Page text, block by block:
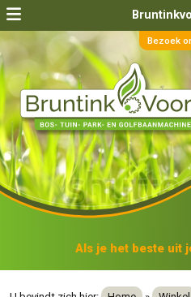
Bezoek
Als je het beste uit